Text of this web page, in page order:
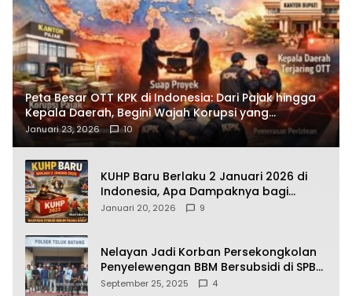
Peta Besar OTT KPK di Indonesia: Dari Pajak hingga
Kepala Daerah, Begini Wajah Korupsi yang
Terbongkar
Januari 23, 2026 10
KUHP Baru Berlaku 2 Januari 2026 di
Indonesia, Apa Dampaknya bagi
Kehidupan Warga? Ini Aturan Kunci
Januari 20, 2026 9
Nelayan Jadi Korban Persekongkolan
Penyelewengan BBM Bersubsidi di SPBU
64.78809 Teluk Batang
September 25, 2025 4